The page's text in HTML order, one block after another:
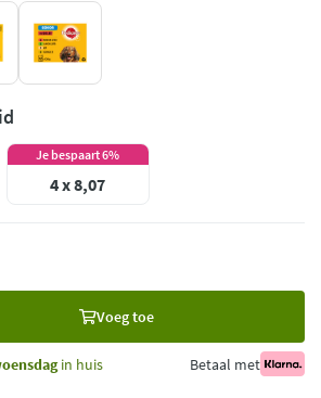
Je bespaart 6%
4 x 8,07
Voeg toe
in huis Betaal met